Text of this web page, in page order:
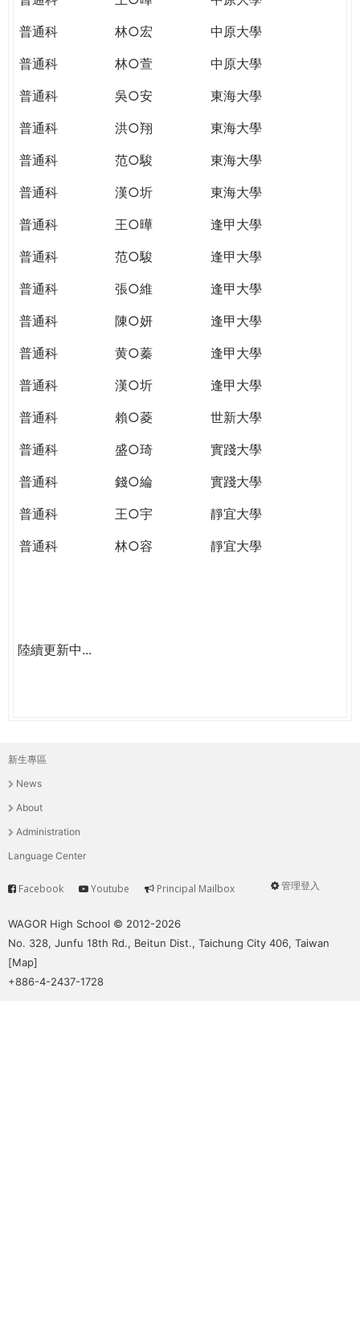
普通科
林○宏
中原大學
普通科
林○萱
中原大學
普通科
吳○安
東海大學
普通科
洪○翔
東海大學
普通科
范○駿
東海大學
普通科
漢○圻
東海大學
普通科
王○曄
逢甲大學
普通科
范○駿
逢甲大學
普通科
張○維
逢甲大學
普通科
陳○妍
逢甲大學
普通科
黄○蓁
逢甲大學
普通科
漢○圻
逢甲大學
普通科
賴○菱
世新大學
普通科
盛○琦
實踐大學
普通科
錢○綸
實踐大學
普通科
王○宇
靜宜大學
普通科
林○容 靜宜大學
陸續更新中...
主
選
單
新生專區
News
About
Administration
Language Center
User
管理登入
Service
Facebook Youtube Principal Mailbox
WAGOR High School © 2012-2026
No. 328, Junfu 18th Rd., Beitun Dist., Taichung City 406, Taiwan
[Map]
+886-4-2437-1728